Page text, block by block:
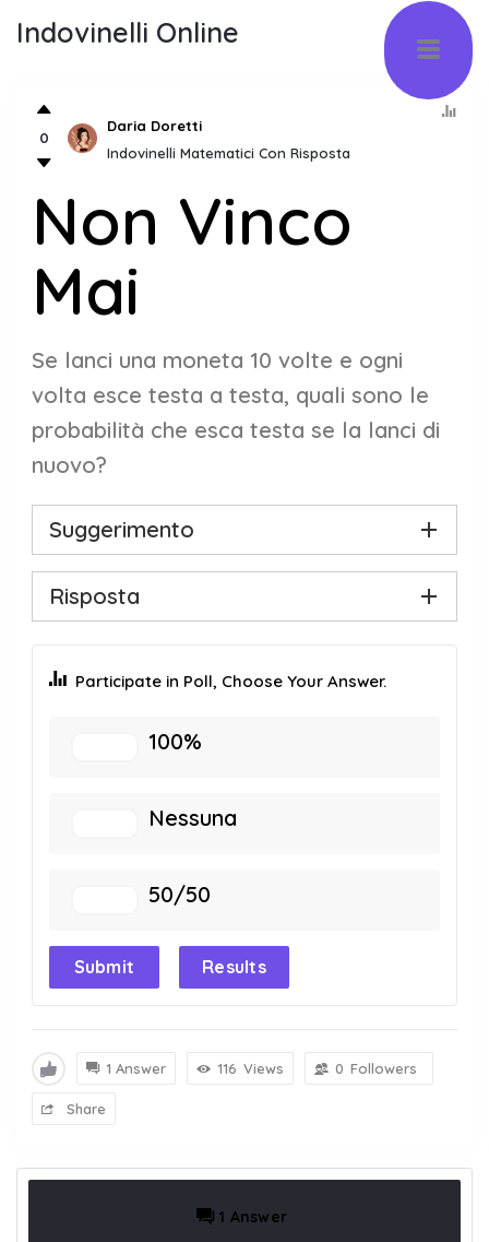
Indovinelli Online
0
Daria Doretti
Indovinelli Matematici Con Risposta
Non Vinco
Mai
Se lanci una moneta 10 volte e ogni
volta esce testa a testa, quali sono le
probabilità che esca testa se la lanci di
nuovo?
Suggerimento
Risposta
Participate in Poll, Choose Your Answer.
100%
Nessuna
50/50
Submit Results
1 Answer 116 Views 0 Followers
Share
1 Answer